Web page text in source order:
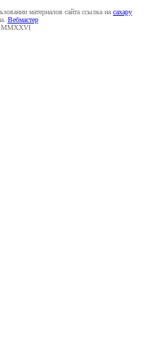
материалов сайта ссылка на caxapу
Вебмастер